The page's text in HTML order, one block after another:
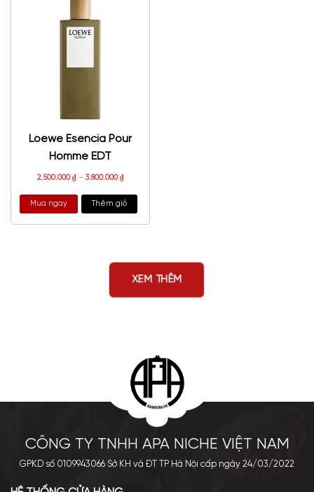
Loewe Esencia Pour
Homme EDT
2.500.000₫– 3.800.000₫
Mua ngay Thêm giỏ
XEM THÊM
CÔNG TY TNHH APA NICHE VIỆT NAM
GPKD số 0109943066 Sở KH và ĐT TP Hà Nội cấp ngày 24/03/2022